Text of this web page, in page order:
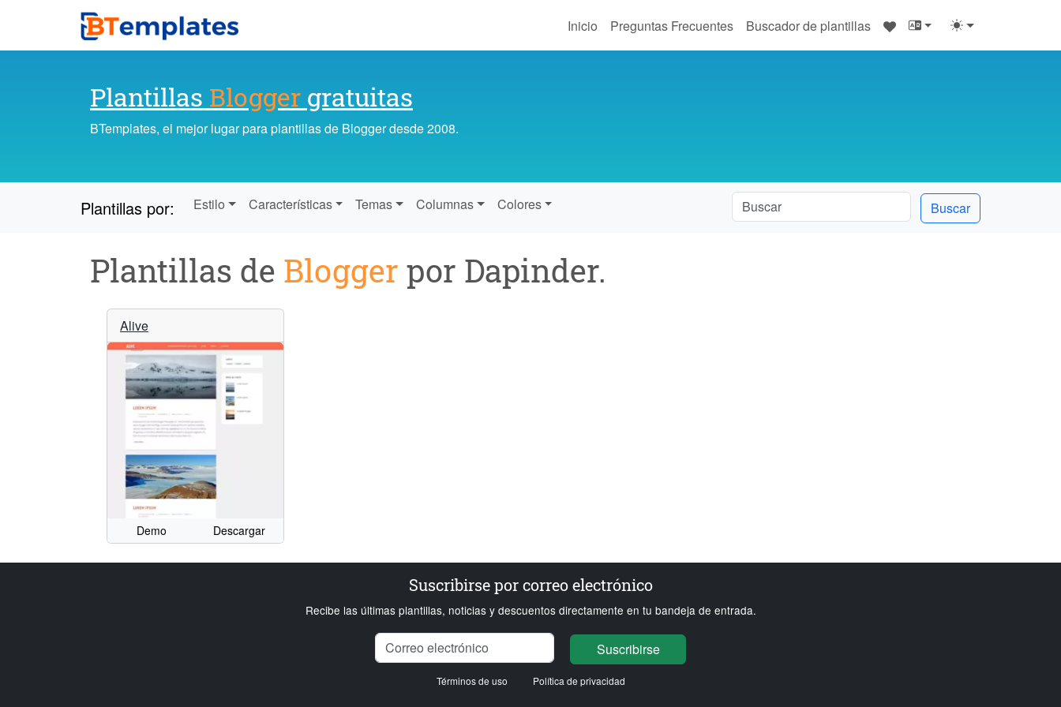
Inicio Preguntas Frecuentes Buscador de plantillas ♥
Plantillas Blogger gratuitas
BTemplates, el mejor lugar para plantillas de Blogger desde 2008.
Plantillas por: Estilo Características Temas Columnas Colores Buscar
Plantillas de Blogger por Dapinder.
Alive
Demo Descargar
Suscribirse por correo electrónico
Recibe las últimas plantillas, noticias y descuentos directamente en tu bandeja de entrada.
Nombre
Correo electrónico Cargando...
Suscribirse
Términos de uso Política de privacidad